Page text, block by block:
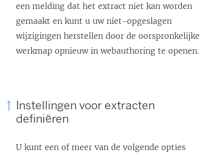
een melding dat het extract niet kan worden
gemaakt en kunt u uw niet-opgeslagen
wijzigingen herstellen door de oorspronkelijke
werkmap opnieuw in webauthoring te openen.
Instellingen voor extracten
definiëren
U kunt een of meer van de volgende opties